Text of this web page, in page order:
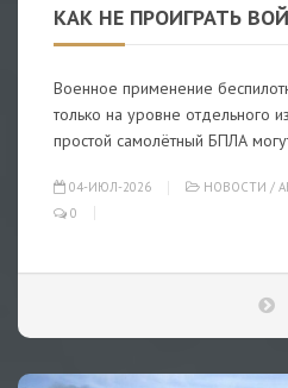
КАК НЕ ПРОИГРАТЬ
Военное применение
только на уровне отдельного
простой самолётный БПЛА
04-ИЮЛ-2026 НОВОСТИ /
0